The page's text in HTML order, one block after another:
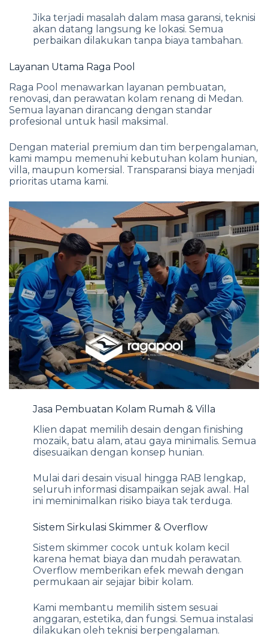
Jika terjadi masalah dalam masa garansi, teknisi
akan datang langsung ke lokasi. Semua
perbaikan dilakukan tanpa biaya tambahan.
Layanan Utama Raga Pool
Raga Pool menawarkan layanan pembuatan,
renovasi, dan perawatan kolam renang di Medan.
Semua layanan dirancang dengan standar
profesional untuk hasil maksimal.
Dengan material premium dan tim berpengalaman,
kami mampu memenuhi kebutuhan kolam hunian,
villa, maupun komersial. Transparansi biaya menjadi
prioritas utama kami.
Jasa Pembuatan Kolam Rumah & Villa
Klien dapat memilih desain dengan finishing
mozaik, batu alam, atau gaya minimalis. Semua
disesuaikan dengan konsep hunian.
Mulai dari desain visual hingga RAB lengkap,
seluruh informasi disampaikan sejak awal. Hal
ini meminimalkan risiko biaya tak terduga.
Sistem Sirkulasi Skimmer & Overflow
Sistem skimmer cocok untuk kolam kecil
karena hemat biaya dan mudah perawatan.
Overflow memberikan efek mewah dengan
permukaan air sejajar bibir kolam.
Kami membantu memilih sistem sesuai
anggaran, estetika, dan fungsi. Semua instalasi
dilakukan oleh teknisi berpengalaman.